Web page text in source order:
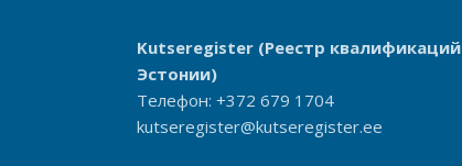
Kutseregister (Реестр квалификаций
Эстонии)
Телефон: +372 679 1704
kutseregister@kutseregister.ee